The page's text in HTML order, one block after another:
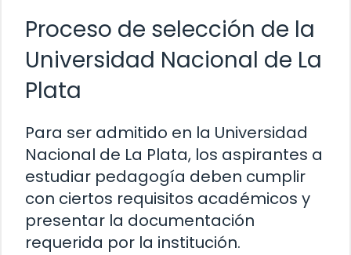
Proceso de selección de la
Universidad Nacional de La
Plata
Para ser admitido en la Universidad
Nacional de La Plata, los aspirantes a
estudiar pedagogía deben cumplir
con ciertos requisitos académicos y
presentar la documentación
requerida por la institución.